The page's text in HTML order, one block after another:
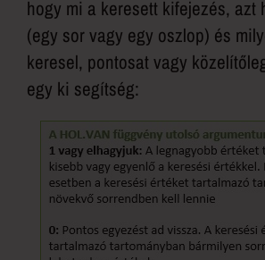
hogy mi a keresett kifejezés, azt
(egy sor vagy egy oszlop) és
keresel, pontosat vagy
egy ki segítség: